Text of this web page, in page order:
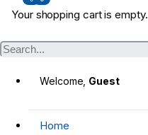
Your shopping cart is empty.
Welcome, Guest
Home